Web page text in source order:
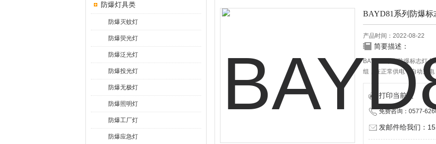
防爆灯具类
防爆灭蚊灯
防爆荧光灯
防爆泛光灯
防爆投光灯
防爆无极灯
防爆照明灯
防爆工厂灯
防爆应急灯
BAYD81系列防爆
产品时间：2022-08-22
简要描述：
BAYD81系列防爆标志灯
组，在正常供电下自动充电
BAYD81 系列防爆标志灯
表面高压粉末静电喷塑，
力，使标志灯能在各种恶
打印当前页
免费咨询：0577-
发邮件给我们：